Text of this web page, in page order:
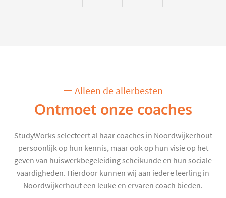
Alleen de allerbesten
Ontmoet onze coaches
StudyWorks selecteert al haar coaches in Noordwijkerhout
persoonlijk op hun kennis, maar ook op hun visie op het
geven van huiswerkbegeleiding scheikunde en hun sociale
vaardigheden. Hierdoor kunnen wij aan iedere leerling in
Noordwijkerhout een leuke en ervaren coach bieden.